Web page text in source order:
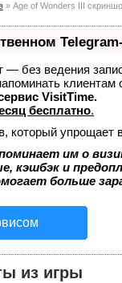
» Age of Wonders III
— без ведения
VisitTime.
бесплатно.
который упрощает
им о
кэшбэк и
больше
из игры